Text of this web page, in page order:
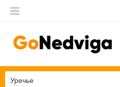
Уречье